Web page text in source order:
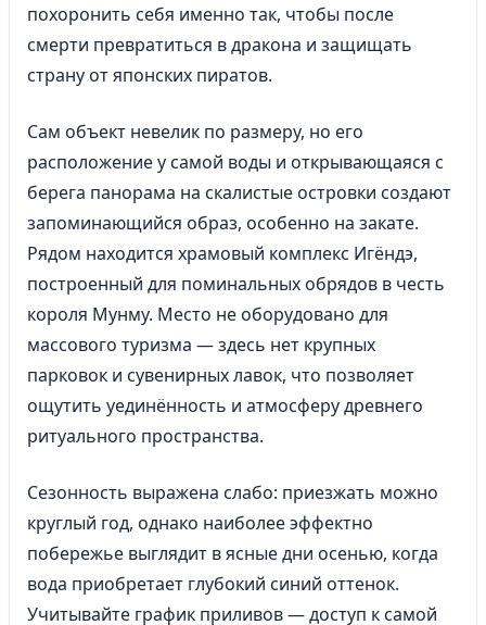
похоронить себя именно так, чтобы после
смерти превратиться в дракона и защищать
страну от японских пиратов.
Сам объект невелик по размеру, но его
расположение у самой воды и открывающаяся с
берега панорама на скалистые островки создают
запоминающийся образ, особенно на закате.
Рядом находится храмовый комплекс Игёндэ,
построенный для поминальных обрядов в честь
короля Мунму. Место не оборудовано для
массового туризма — здесь нет крупных
парковок и сувенирных лавок, что позволяет
ощутить уединённость и атмосферу древнего
ритуального пространства.
Сезонность выражена слабо: приезжать можно
круглый год, однако наиболее эффектно
побережье выглядит в ясные дни осенью, когда
вода приобретает глубокий синий оттенок.
Учитывайте график приливов — доступ к самой